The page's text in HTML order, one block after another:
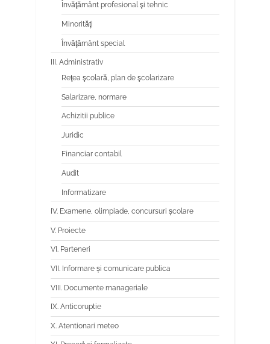
Învăţământ profesional şi tehnic
Minorităţi
Învăţământ special
III. Administrativ
Reţea şcolară, plan de şcolarizare
Salarizare, normare
Achizitii publice
Juridic
Financiar contabil
Audit
Informatizare
IV. Examene, olimpiade, concursuri școlare
V. Proiecte
VI. Parteneri
VII. Informare și comunicare publica
VIII. Documente manageriale
IX. Anticoruptie
X. Atentionari meteo